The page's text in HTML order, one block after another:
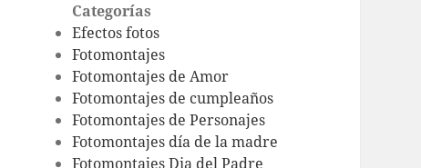
Categorías
Efectos fotos
Fotomontajes
Fotomontajes de Amor
Fotomontajes de cumpleaños
Fotomontajes de Personajes
Fotomontajes día de la madre
Fotomontajes Dia del Padre